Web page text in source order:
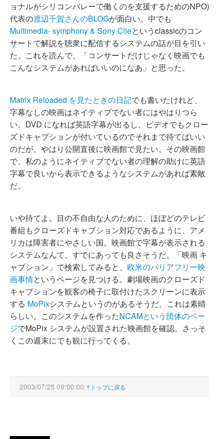
ョナルがシリコンバレーで働くのを支援するためのNPO)
代表の渡辺千賀さんのBLOGが面白い。中でも
Multimedia- symphony & Sony Clieというclassicのコン
サートで解説を聴衆に配信するシステムの話が目を引い
た。これを読んで、「コンサートだけじゃなく映画でも
こんなシステムがあればいいのになあ」と思った。
Matrix Reloaded を見たときの日記でも書いたけれど、
字幕なしの映画はネイティブでない者にはやはりつら
い。DVD になれば英語字幕が出るし、ビデオでもクロー
ズドキャプションが付いているのでそれまで待てばいい
のだが、やはり公開直後に映画館で見たい。その映画館
で、私のようにネイティブでない者の理解の助けに英語
字幕で良いから表示できるようなシステムがあれば素敵
だ。
いや待てよ。目の不自由な人のために、ほぼどのテレビ
番組もクローズドキャプション対応であるように、アメ
リカは障害者にやさしい国。映画館で字幕が表示される
システムなんて、すでにあっても良さそうだ。「映画 キ
ャプション」で検索してみると、 欧米のバリアフリー映
画事情というページを見つける。劇場映画のクローズド
キャプションを観客の椅子に取付けたスクリーンに表示
する MoPixシステムというのがあるそうだ。これは素晴
らしい。このシステムを作ったNCAMという団体のペー
ジでMoPix システムが設置された映画館を確認。さっそ
くこの週末にでも観に行ってくる。
2003/07/25 09:00:00 ↑トップに戻る